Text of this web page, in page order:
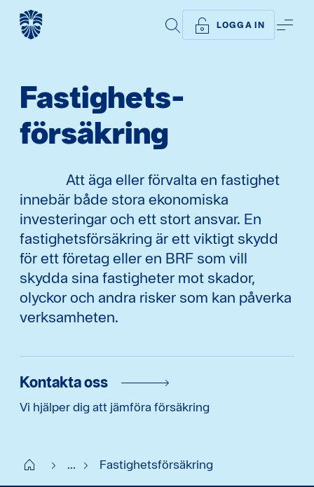
SÖK LOGGA IN
Fastighets­
försäkring
Att äga eller förvalta en fastighet
innebär både stora ekonomiska
investeringar och ett stort ansvar. En
fastighetsförsäkring är ett viktigt skydd
för ett företag eller en BRF som vill
skydda sina fastigheter mot skador,
olyckor och andra risker som kan påverka
verksamheten.
Kontakta oss
Vi hjälper dig att jämföra försäkring
Start ... Fastighetsförsäkring